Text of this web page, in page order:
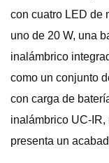
con cuatro LED de
uno de 20 W, una
inalámbrico
como un conjunto
con carga de
inalámbrico UC-
presenta un